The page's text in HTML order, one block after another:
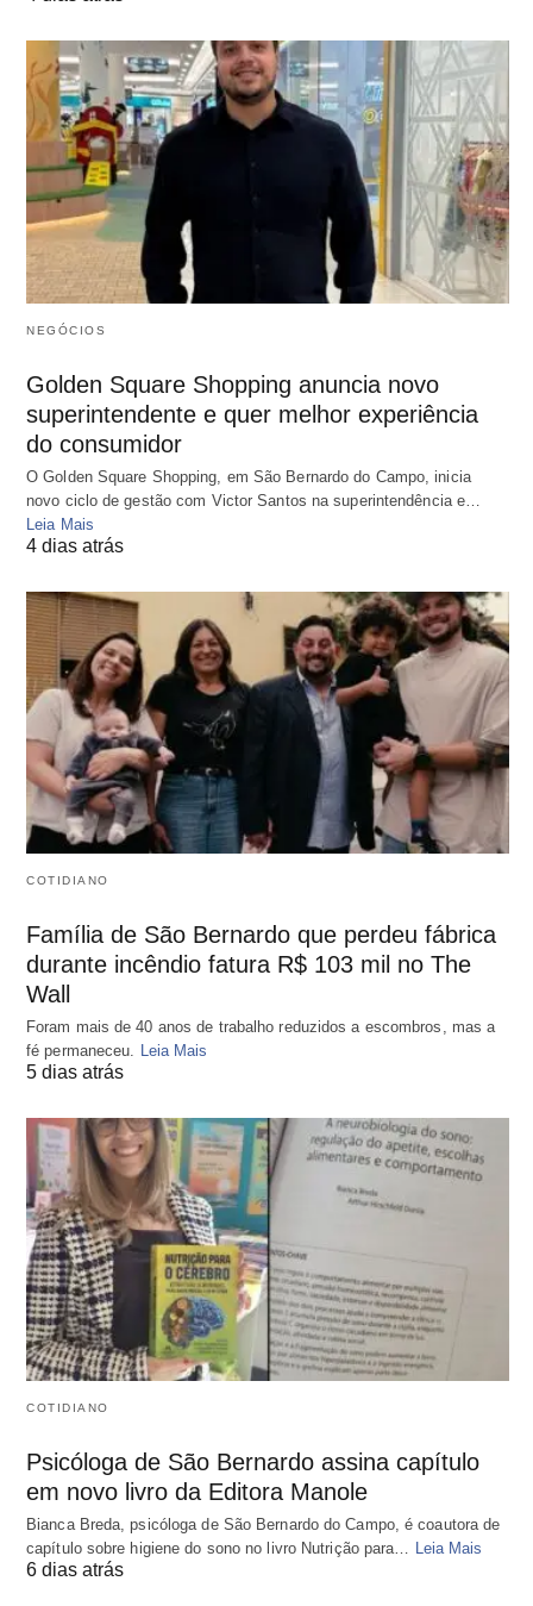
NEGÓCIOS
Golden Square Shopping anuncia novo
superintendente e quer melhor experiência
do consumidor
O Golden Square Shopping, em São Bernardo do Campo, inicia
novo ciclo de gestão com Victor Santos na superintendência e…
Leia Mais
4 dias atrás
COTIDIANO
Família de São Bernardo que perdeu fábrica
durante incêndio fatura R$ 103 mil no The
Wall
Foram mais de 40 anos de trabalho reduzidos a escombros, mas a
fé permaneceu. Leia Mais
5 dias atrás
COTIDIANO
Psicóloga de São Bernardo assina capítulo
em novo livro da Editora Manole
Bianca Breda, psicóloga de São Bernardo do Campo, é coautora de
capítulo sobre higiene do sono no livro Nutrição para…
Leia Mais
6 dias atrás